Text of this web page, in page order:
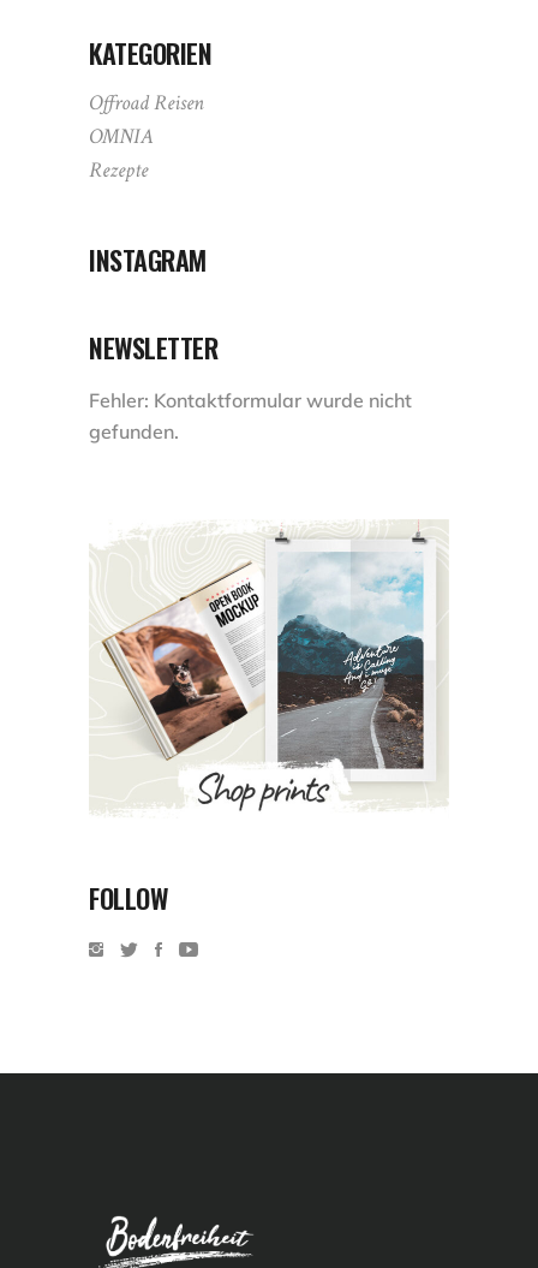
KATEGORIEN
Offroad Reisen
OMNIA
Rezepte
INSTAGRAM
NEWSLETTER
Fehler: Kontaktformular wurde nicht
gefunden.
FOLLOW